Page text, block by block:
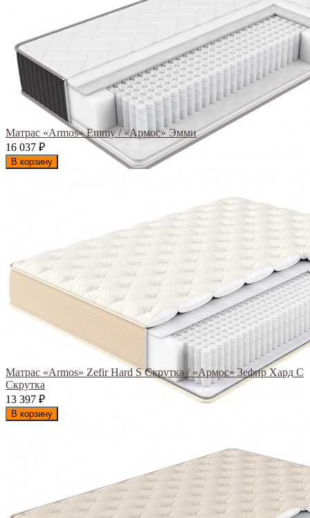
Матрас «Armos» Emmy / «Армос» Эмми
16 037 ₽
В корзину
Матрас «Armos» Zefir Hard S Скрутка / «Армос» Зефир Хард С
Скрутка
13 397 ₽
В корзину